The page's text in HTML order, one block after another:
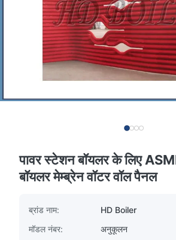
पावर स्टेशन बॉयलर के लिए
बॉयलर मेम्ब्रेन वॉटर वॉल पैनल
ब्रांड नाम:
HD Boiler
मॉडल नंबर:
अनुकूलन